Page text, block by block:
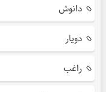
دانوش
دویار
راغب